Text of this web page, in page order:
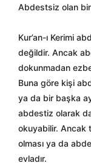
Abdestsiz olan
Kur’an-ı Kerimi
değildir. Ancak
dokunmadan
Buna göre kişi
ya da bir başka
abdestiz olarak
okuyabilir. Ancak
olması ya da
evladır.